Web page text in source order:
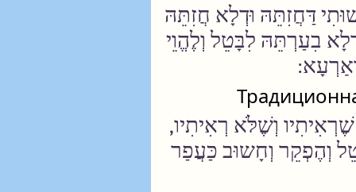
דַּחֲזִתֵּהּ וּדְלָא חֲזִתֵּהּ
בִעַרְתֵּהּ לִבָּטֵל וְלֶהֱוֵי
וְשֶׁלֹּא רְאִיתִיו,
וְהֶפְקֵר וְחָשוּב כַּעֲפַר